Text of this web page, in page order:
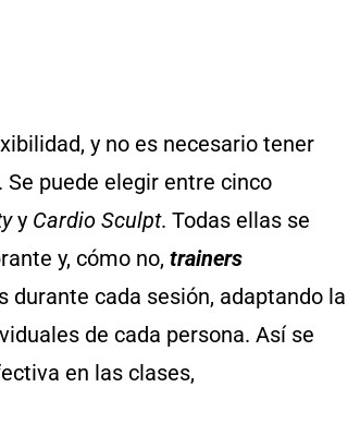
y no es necesario tener
puede elegir entre cinco
y Cardio Sculpt. Todas ellas se
y, cómo no, trainers
durante cada sesión, adaptando la
de cada persona. Así se
en las clases,